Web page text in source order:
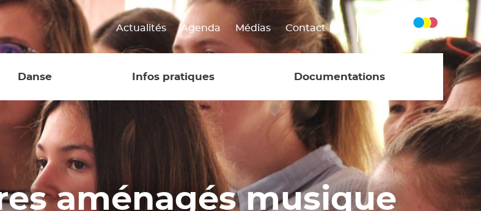
Actualités
Conservatoire
Agenda
Musique, Danse
Archives
Médias
Kiosque
WebTV
Contact
Danse
et
de
Danse
- Initiation
Infos pratiques
Pré-inscriptions
2026-2027
Ouverture école de
musique de Lourdes
17ème Académie
d’orchestre
Documentations
Projet pédagogique
Les tarifs 2026-2027
Projet
d'établissement
Règlement des
aménagés musique